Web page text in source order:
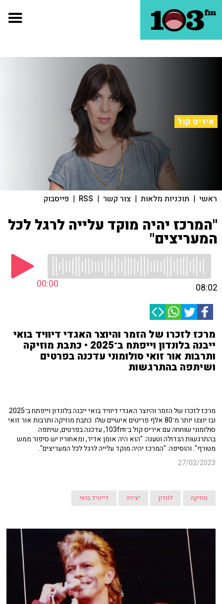
איריס קול
ראשי | תוכניות מלאות | צור קשר |
RSS
| פייסבוק
"המרכז יהיה מוקד עלייה לרגל לכל
המעריצים"
00:00 08:02
מרכז לזכרו של הזמר והיוצר האגדי דיוויד בואי
ייבנה בלונדון וייפתח ב־2025 • כתבת מוזיקה
ותרבות אור זואי סולומוני עדכנה בפרטים
ושיתפה בהתרגשות
מרכז לזכרו של הזמר והיוצר האגדי דיוויד בואי ייבנה בלונדון וייפתח ב־2025
ובו יוצגו יותר מ־80 אלף פריטים אישיים שלו. כתבת מוזיקה ותרבות אור זואי
סולומוני שוחחה עם איריס קול ב־103fm, עדכנה בפרטים, שיתפה
בהתרגשות הגדולה וטענה: "הוא היה אומן אדיר, ומאחוריו יש סיפור ממש
מטורף". והוסיפה: "המרכז יהיה מוקד עלייה לרגל לכל המעריצים".
27/02/2023
מוזיקה לונדון יצירה דייוויד בואי